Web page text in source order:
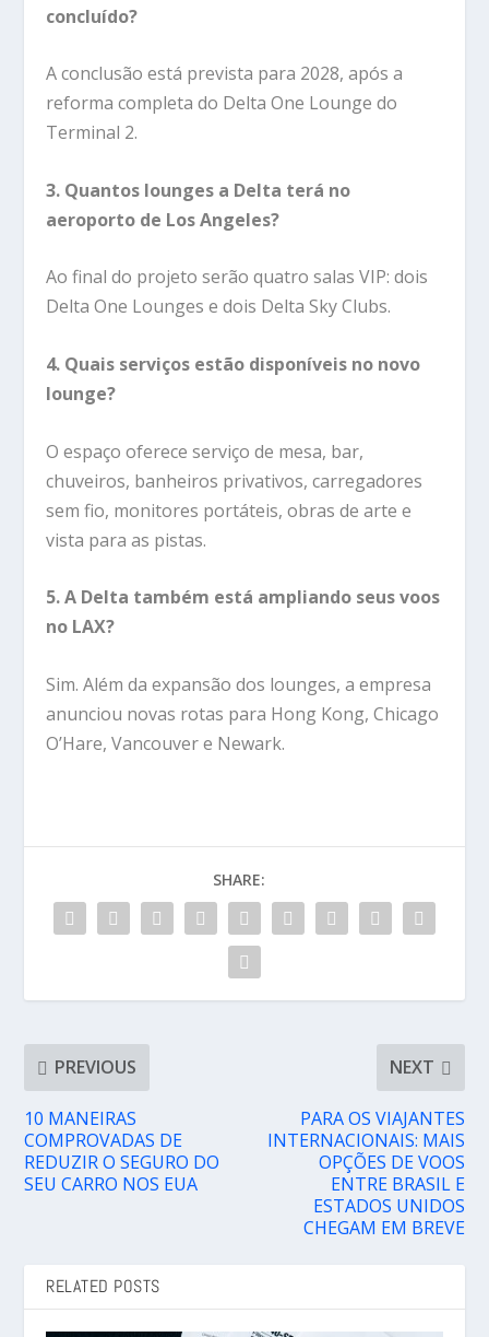
concluído?
A conclusão está prevista para 2028, após a
reforma completa do Delta One Lounge do
Terminal 2.
3. Quantos lounges a Delta terá no
aeroporto de Los Angeles?
Ao final do projeto serão quatro salas VIP: dois
Delta One Lounges e dois Delta Sky Clubs.
4. Quais serviços estão disponíveis no novo
lounge?
O espaço oferece serviço de mesa, bar,
chuveiros, banheiros privativos, carregadores
sem fio, monitores portáteis, obras de arte e
vista para as pistas.
5. A Delta também está ampliando seus voos
no LAX?
Sim. Além da expansão dos lounges, a empresa
anunciou novas rotas para Hong Kong, Chicago
O’Hare, Vancouver e Newark.
SHARE:
PREVIOUS
10 MANEIRAS
COMPROVADAS DE
REDUZIR O SEGURO DO
SEU CARRO NOS EUA
NEXT
PARA OS VIAJANTES
INTERNACIONAIS: MAIS
OPÇÕES DE VOOS
ENTRE BRASIL E
ESTADOS UNIDOS
CHEGAM EM BREVE
RELATED POSTS